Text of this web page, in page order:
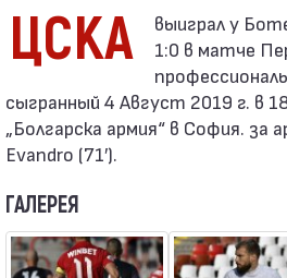
ЦСКА
1:0 в матче
сыгранный 4 Август 2019 г. в
„Болгарска армия“ в София. за
Evandro (71′).
ГАЛЕРЕЯ